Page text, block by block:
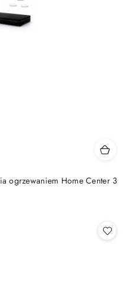
ogrzewaniem Home Center 3